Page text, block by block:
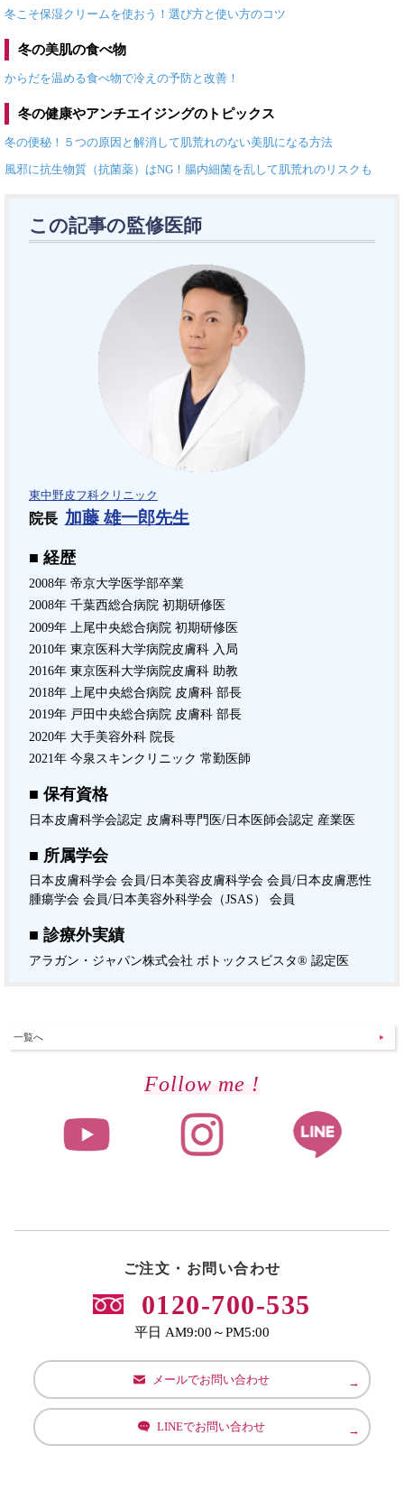
冬こそ保湿クリームを使おう！選び方と使い方のコツ
冬の美肌の食べ物
からだを温める食べ物で冷えの予防と改善！
冬の健康やアンチエイジングのトピックス
冬の便秘！５つの原因と解消して肌荒れのない美肌になる方法
風邪に抗生物質（抗菌薬）はNG！腸内細菌を乱して肌荒れのリスクも
この記事の監修医師
東中野皮フ科クリニック
院長 加藤 雄一郎先生
■ 経歴
2008年 帝京大学医学部卒業
2008年 千葉西総合病院 初期研修医
2009年 上尾中央総合病院 初期研修医
2010年 東京医科大学病院皮膚科 入局
2016年 東京医科大学病院皮膚科 助教
2018年 上尾中央総合病院 皮膚科 部長
2019年 戸田中央総合病院 皮膚科 部長
2020年 大手美容外科 院長
2021年 今泉スキンクリニック 常勤医師
■ 保有資格
日本皮膚科学会認定 皮膚科専門医/日本医師会認定 産業医
■ 所属学会
日本皮膚科学会 会員/日本美容皮膚科学会 会員/日本皮膚悪性
腫瘍学会 会員/日本美容外科学会（JSAS） 会員
■ 診療外実績
アラガン・ジャパン株式会社 ボトックスビスタ® 認定医
一覧へ
Follow me !
ご注文・お問い合わせ
0120-700-535
平日 AM9:00～PM5:00
メールでお問い合わせ
LINEでお問い合わせ